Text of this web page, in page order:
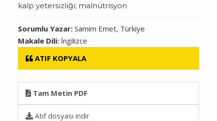
kalp yetersizliği; malnütrisyon
Sorumlu Yazar:Samim Emet, Türkiye
Makale Dili: İngilizce
ATIF KOPYALA
Tam Metin PDF
Atıf dosyası indir